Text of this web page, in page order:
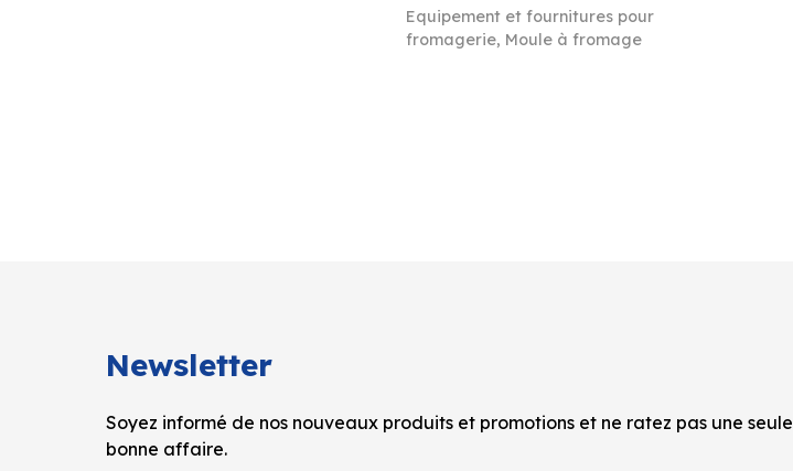
Equipement et fournitures pour
fromagerie, Moule à fromage
Newsletter
Soyez informé de nos nouveaux produits et promotions et ne ratez pas une seule
bonne affaire.